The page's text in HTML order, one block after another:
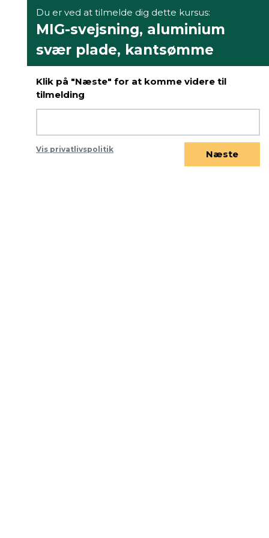
Du er ved at tilmelde dig dette kursus:
MIG-svejsning, aluminium
svær plade, kantsømme
Klik på "Næste" for at komme videre til
tilmelding
Vis privatlivspolitik